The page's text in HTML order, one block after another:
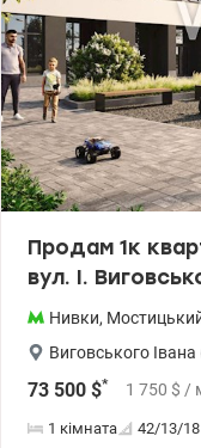
Продам 1к
вул. І.
Нивки,
Виговського
73 500 $* 1 750 $ /
1 кімната 42/13/18